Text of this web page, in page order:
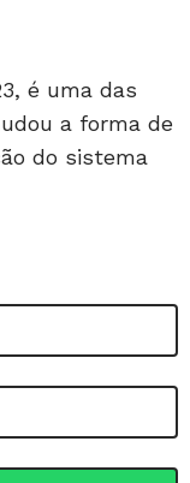
é uma das
a forma de
do sistema